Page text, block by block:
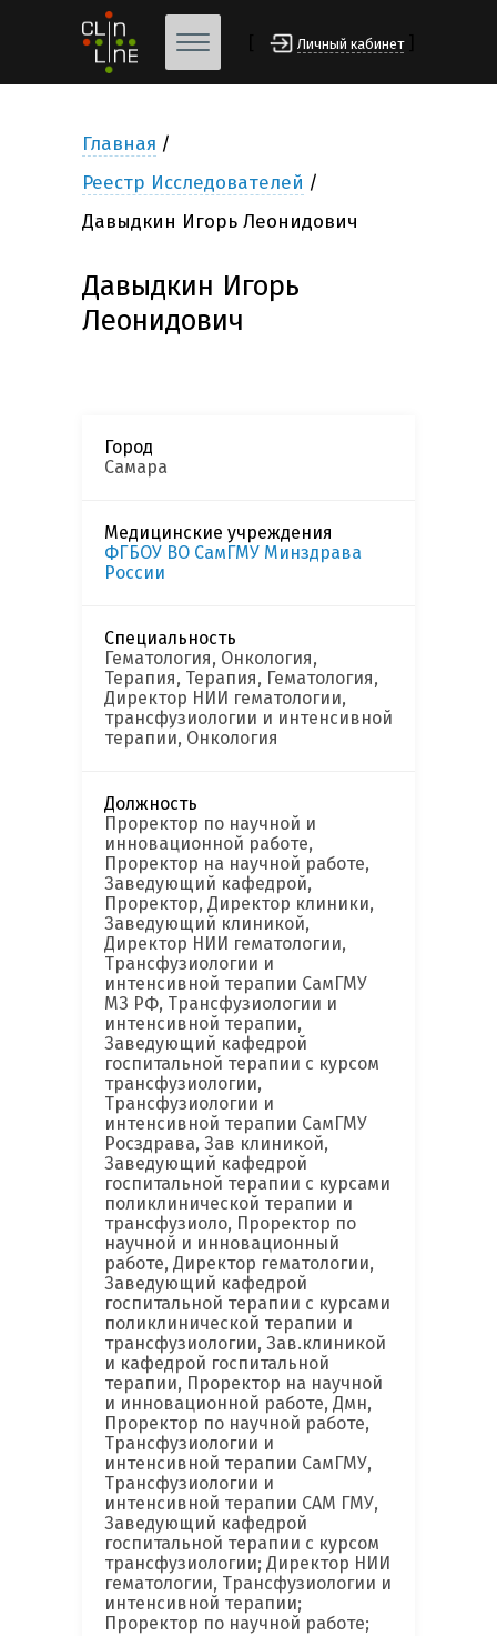
Личный кабинет
Главная
Реестр Исследователей
Давыдкин Игорь Леонидович
Давыдкин Игорь
Леонидович
Город
Самара
Медицинские учреждения
ФГБОУ ВО СамГМУ Минздрава
России
Специальность
Гематология, Онкология,
Терапия, Терапия, Гематология,
Директор НИИ гематологии,
трансфузиологии и интенсивной
терапии, Онкология
Должность
Проректор по научной и
инновационной работе,
Проректор на научной работе,
Заведующий кафедрой,
Проректор, Директор клиники,
Заведующий клиникой,
Директор НИИ гематологии,
Трансфузиологии и
интенсивной терапии СамГМУ
МЗ РФ, Трансфузиологии и
интенсивной терапии,
Заведующий кафедрой
госпитальной терапии с курсом
трансфузиологии,
Трансфузиологии и
интенсивной терапии СамГМУ
Росздрава, Зав клиникой,
Заведующий кафедрой
госпитальной терапии с курсами
поликлинической терапии и
трансфузиоло, Проректор по
научной и инновационный
работе, Директор гематологии,
Заведующий кафедрой
госпитальной терапии с курсами
поликлинической терапии и
трансфузиологии, Зав.клиникой
и кафедрой госпитальной
терапии, Проректор на научной
и инновационной работе, Дмн,
Проректор по научной работе,
Трансфузиологии и
интенсивной терапии СамГМУ,
Трансфузиологии и
интенсивной терапии САМ ГМУ,
Заведующий кафедрой
госпитальной терапии с курсом
трансфузиологии; Директор НИИ
гематологии, Трансфузиологии и
интенсивной терапии;
Проректор по научной работе;